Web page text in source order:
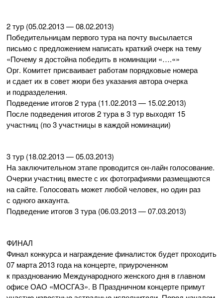
2 тур (05.02.2013—08.02.2013)
Победительницам первого тура на почту высылается
письмо с предложением написать краткий очерк на тему
«Почему я достойна победить в номинации «….«»
Орг. Комитет присваивает работам порядковые номера
и сдает их в совет жюри без указания автора очерка
и подразделения.
Подведение итогов 2 тура (11.02.2013— 15.02.2013)
После подведения итогов 2 тура в 3 тур выходят 15
участниц (по 3 участницы в каждой номинации)
3 тур (18.02.2013—05.03.2013)
На заключительном этапе проводится он-лайн голосование.
Очерки участниц вместе с их фотографиями размещаются
на сайте. Голосовать может любой человек, но один раз
с одного аккаунта.
Подведение итогов 3 тура (06.03.2013—07.03.2013)
ФИНАЛ
Финал конкурса и награждение финалисток будет проходить
07 марта 2013 года на концерте, приуроченном
к празднованию Международного женского дня в главном
офисеОАО «МОСГАЗ». В Праздничном концерте примут